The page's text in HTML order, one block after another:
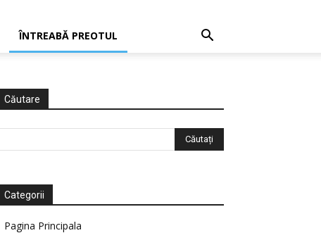
ÎNTREABĂ PREOTUL
Căutare
Categorii
Pagina Principala